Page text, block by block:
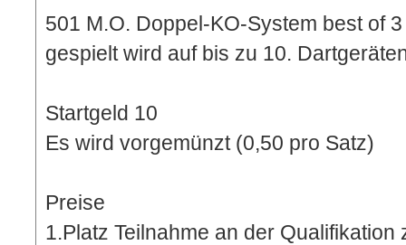
501 M.O. Doppel-KO-System best of
gespielt wird auf bis zu 10.
Startgeld 10 
Es wird vorgemünzt (0,50 pro Satz)
Preise
1.Platz Teilnahme an der